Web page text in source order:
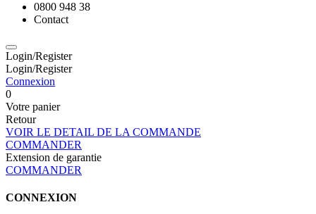
0800 948 38
Contact
Login/Register
Login/Register
Connexion
0
Votre panier
Retour
VOIR LE DETAIL DE LA COMMANDE
COMMANDER
Extension de garantie
COMMANDER
CONNEXION